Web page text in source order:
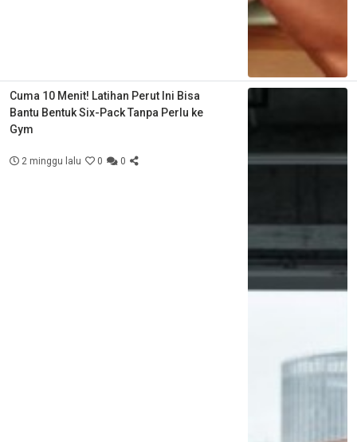
Cuma 10 Menit! Latihan Perut Ini Bisa
Bantu Bentuk Six-Pack Tanpa Perlu ke
Gym
2 minggu lalu 0 0